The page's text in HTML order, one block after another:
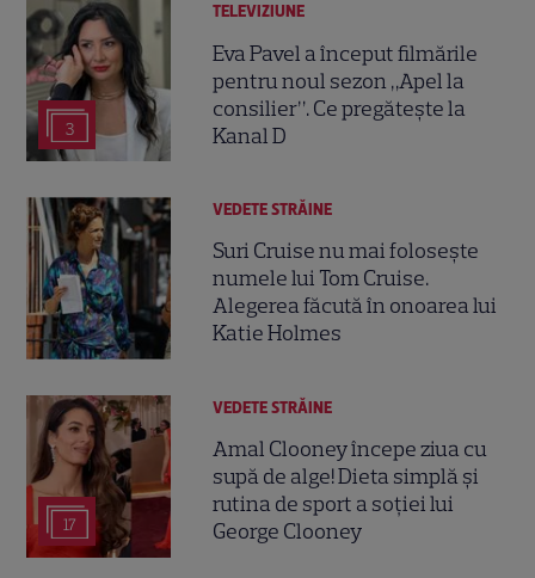
3
TELEVIZIUNE
Eva Pavel a început filmările
pentru noul sezon „Apel la
consilier”. Ce pregătește la
Kanal D
VEDETE STRĂINE
Suri Cruise nu mai folosește
numele lui Tom Cruise.
Alegerea făcută în onoarea lui
Katie Holmes
17
VEDETE STRĂINE
Amal Clooney începe ziua cu
supă de alge! Dieta simplă și
rutina de sport a soției lui
George Clooney